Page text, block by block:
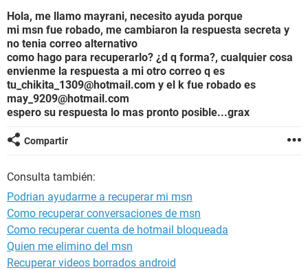
Hola, me llamo mayrani, necesito ayuda porque
mi msn fue robado, me cambiaron la respuesta secreta y
no tenia correo alternativo
como hago para recuperarlo? ¿d q forma?, cualquier cosa
envienme la respuesta a mi otro correo q es
tu_chikita_1309@hotmail.com y el k fue robado es
may_9209@hotmail.com
espero su respuesta lo mas pronto posible...grax
Compartir
Consulta también:
Podrian ayudarme a recuperar mi msn
Como recuperar conversaciones de msn
Como recuperar cuenta de hotmail bloqueada
Quien me elimino del msn
Recuperar videos borrados android